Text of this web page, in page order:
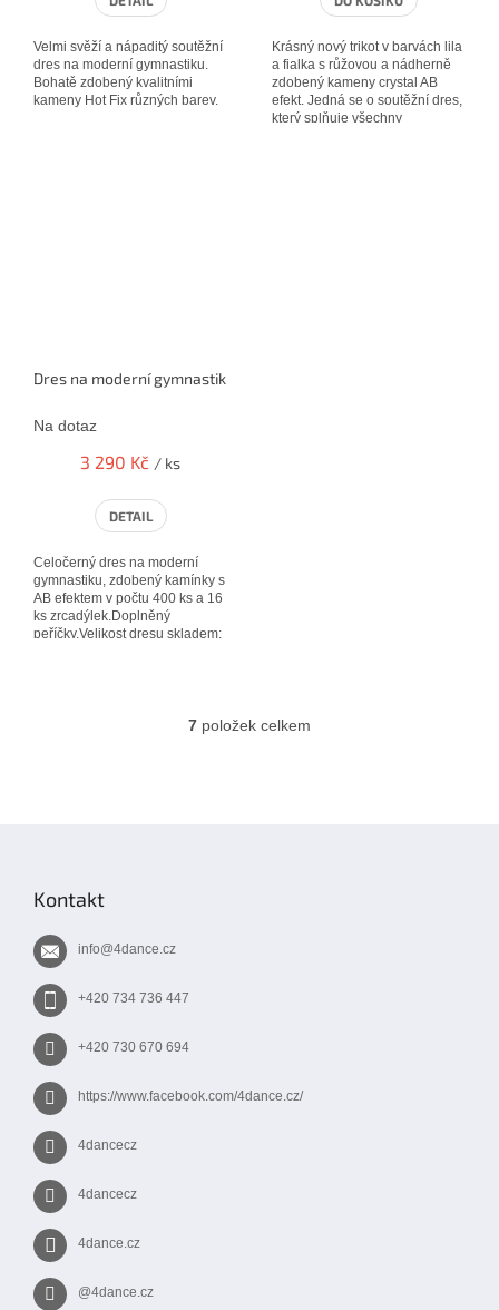
Velmi svěží a nápaditý soutěžní
dres na moderní gymnastiku.
Bohatě zdobený kvalitními
kameny Hot Fix různých barev.
Krásný nový trikot v barvách lila
a fialka s růžovou a nádherně
zdobený kameny crystal AB
efekt. Jedná se o soutěžní dres,
který splňuje všechny
Dres na moderní gymnastiku
Na dotaz
3 290 Kč / ks
DETAIL
Celočerný dres na moderní
gymnastiku, zdobený kamínky s
AB efektem v počtu 400 ks a 16
ks zrcadýlek.Doplněný
peříčky.Velikost dresu skladem:
O
s
7 položek celkem
Kontakt
info@4dance.cz
+420 734 736 447
+420 730 670 694
https://www.facebook.com/4dance.cz/
4dancecz
4dancecz
4dance.cz
@4dance.cz